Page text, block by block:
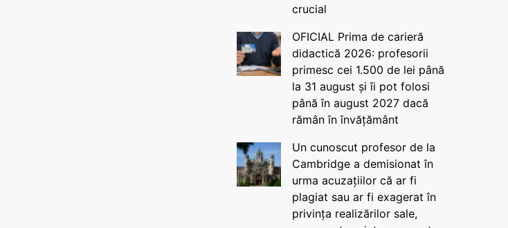
crucial
OFICIAL Prima de carieră
didactică 2026: profesorii
primesc cei 1.500 de lei până
la 31 august și îi pot folosi
până în august 2027 dacă
rămân în învățământ
Un cunoscut profesor de la
Cambridge a demisionat în
urma acuzațiilor că ar fi
plagiat sau ar fi exagerat în
privința realizărilor sale,